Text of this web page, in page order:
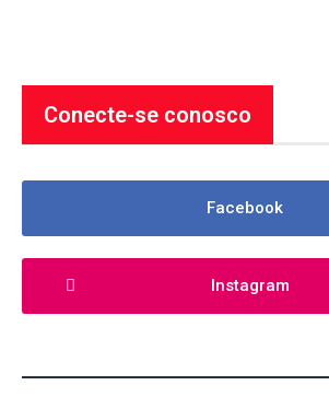
Conecte-se conosco
Facebook
Instagram